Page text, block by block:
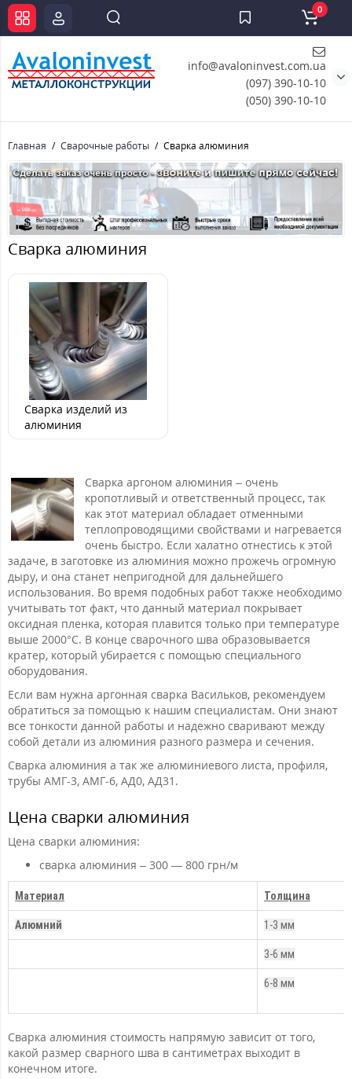
info@avaloninvest.com.ua
(097) 390-10-10
(050) 390-10-10
0
Главная Сварочные работы Сварка алюминия
Сварка алюминия
Сварка изделий из
алюминия
Сварка аргоном алюминия – очень
кропотливый и ответственный процесс, так
как этот материал обладает отменными
теплопроводящими свойствами и нагревается
очень быстро. Если халатно отнестись к этой
задаче, в заготовке из алюминия можно прожечь огромную
дыру, и она станет непригодной для дальнейшего
использования. Во время подобных работ также необходимо
учитывать тот факт, что данный материал покрывает
оксидная пленка, которая плавится только при температуре
выше 2000°С. В конце сварочного шва образовывается
кратер, который убирается с помощью специального
оборудования.
Если вам нужна аргонная сварка Васильков, рекомендуем
обратиться за помощью к нашим специалистам. Они знают
все тонкости данной работы и надежно сваривают между
собой детали из алюминия разного размера и сечения.
Сварка алюминия а так же алюминиевого листа, профиля,
трубы АМГ-3, АМГ-6, АД0, АД31.
Цена сварки алюминия
Цена сварки алюминия:
сварка алюминия – 300 — 800 грн/м
Материал Толщина
Алюмний 1-3 мм
3-6 мм
6-8 мм
Сварка алюминия стоимость напрямую зависит от того,
какой размер сварного шва в сантиметрах выходит в
конечном итоге.